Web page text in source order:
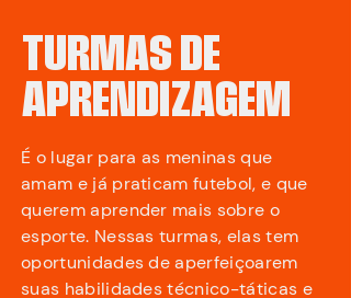
TURMAS DE
APRENDIZAGEM
É o lugar para as meninas que
amam e já praticam futebol, e que
querem aprender mais sobre o
esporte. Nessas turmas, elas tem
oportunidades de aperfeiçoarem
suas habilidades técnico-táticas e